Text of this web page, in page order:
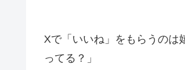
Xで「いいね」をもらうのは
ってる？」